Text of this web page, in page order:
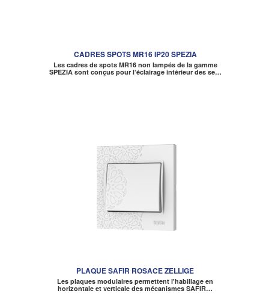
CADRES SPOTS MR16 IP20 SPEZIA
Les cadres de spots MR16 non lampés de la gamme
SPEZIA sont conçus pour l’éclairage intérieur des se…
PLAQUE SAFIR ROSACE ZELLIGE
Les plaques modulaires permettent l'habillage en
horizontale et verticale des mécanismes SAFIR…